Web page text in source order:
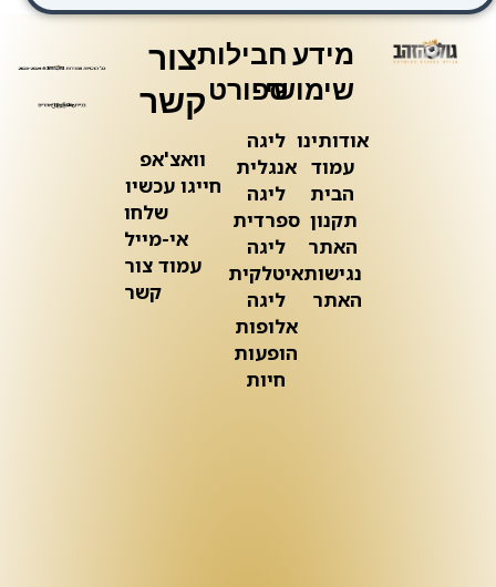
מידע
שימושי
אודותינו
עמוד
הבית
תקנון
האתר
נגישות
האתר
חבילות
ספורט
ליגה
אנגלית
ליגה
ספרדית
ליגה
איטלקית
ליגה
אלופות
הופעות
חיות
צור
קשר
וואצ'אפ
חייגו עכשיו
שלחו
אי-מייל
עמוד צור
קשר